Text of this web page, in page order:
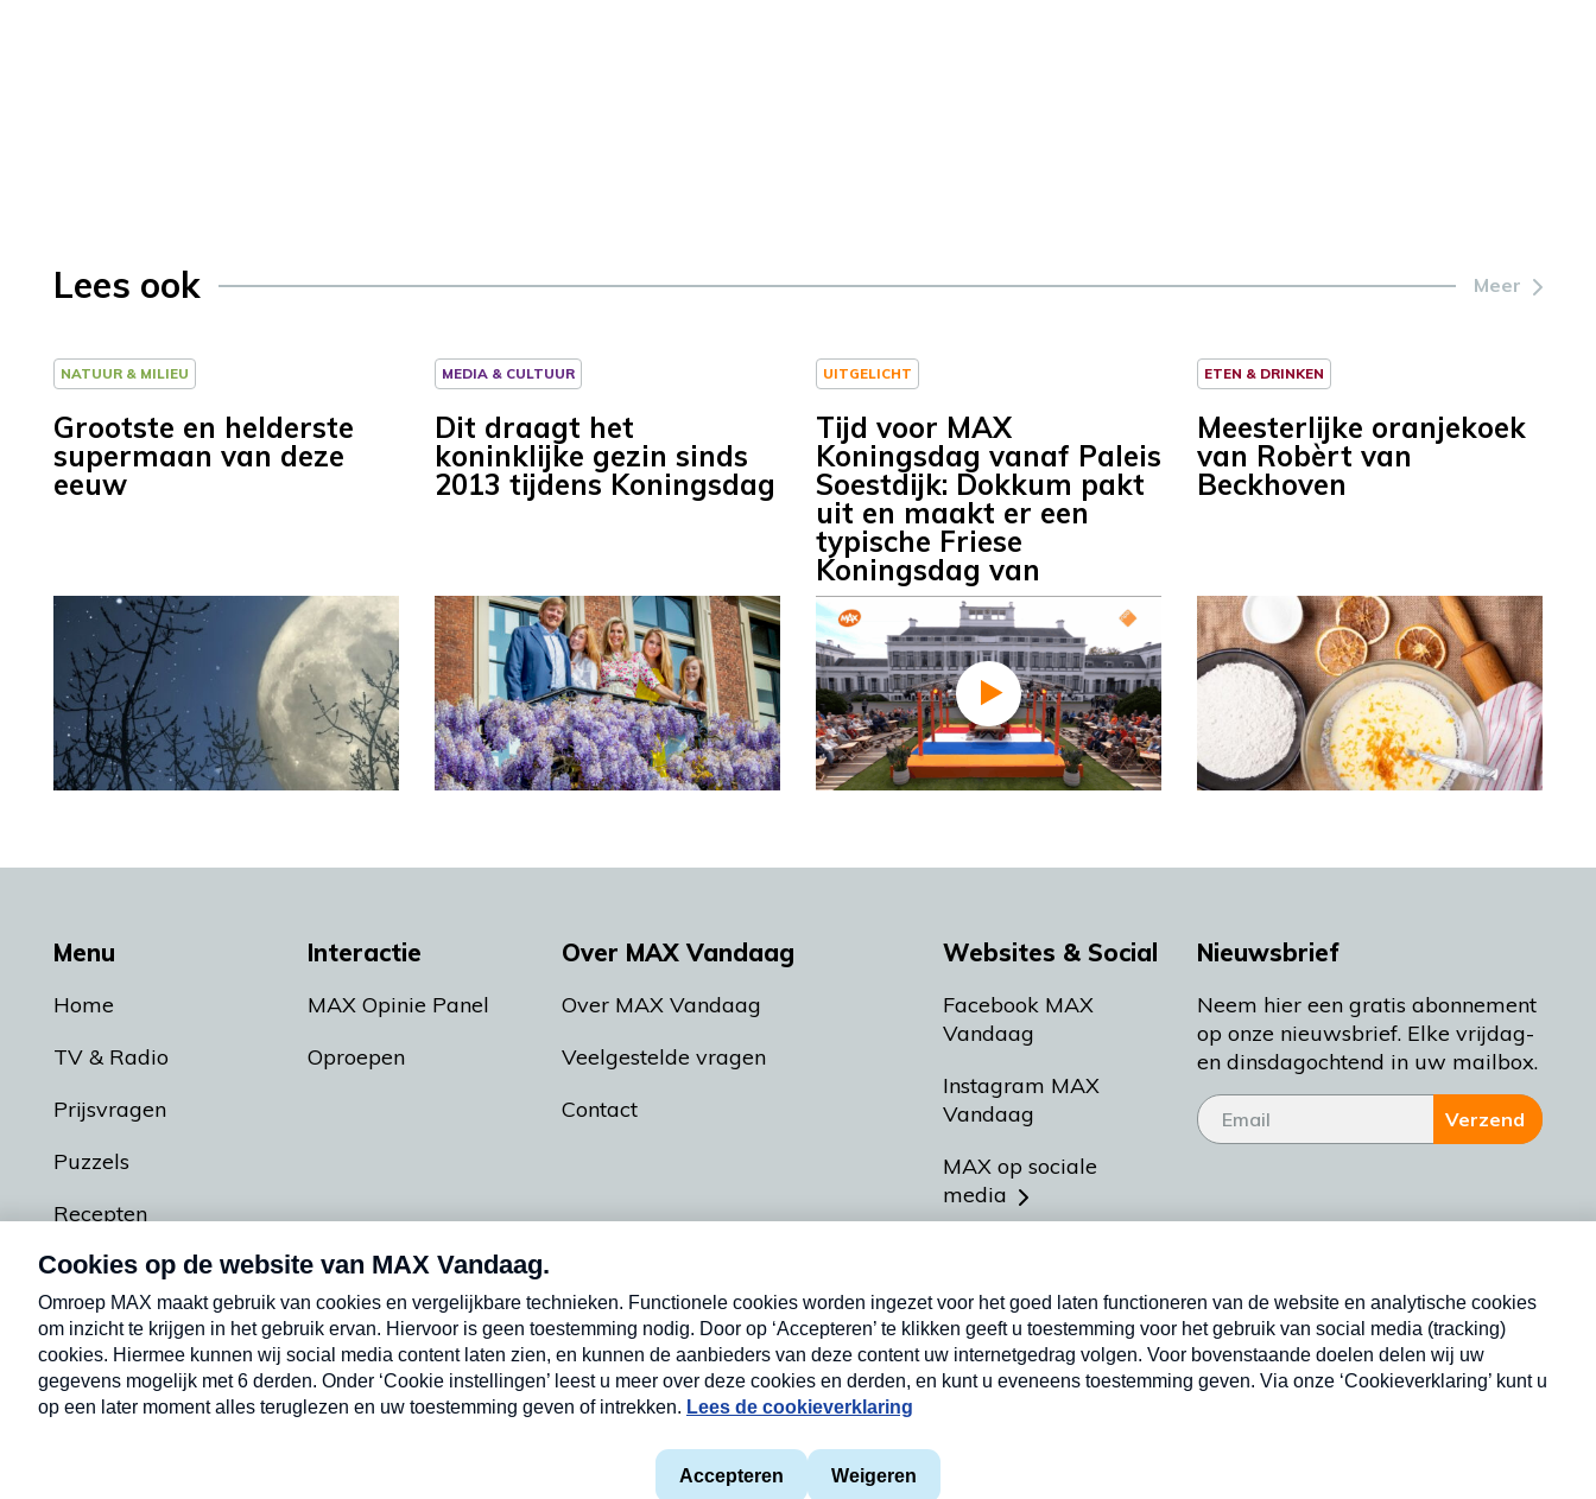
Lees ook Meer
NATUUR & MILIEU
Grootste en helderste
supermaan van deze
eeuw
MEDIA & CULTUUR
Dit draagt het
koninklijke gezin sinds
2013 tijdens Koningsdag
UITGELICHT
Tijd voor MAX
Koningsdag vanaf Paleis
Soestdijk: Dokkum pakt
uit en maakt er een
typische Friese
Koningsdag van
ETEN & DRINKEN
Meesterlijke oranjekoek
van Robèrt van
Beckhoven
Menu
Home
TV & Radio
Prijsvragen
Puzzels
Recepten
Podcasts
Interactie
MAX Opinie Panel
Oproepen
Over MAX Vandaag
Over MAX Vandaag
Veelgestelde vragen
Contact
Websites & Social
Facebook MAX
Vandaag
Instagram MAX
Vandaag
MAX op sociale
media
Meldpunt Actueel
Heel Holland Bakt
Nieuwsbrief
Neem hier een gratis abonnement
op onze nieuwsbrief. Elke vrijdag-
en dinsdagochtend in uw mailbox.
Verzend
Privacyverklaring Cookieverklaring
Nieuwsbrief
Neem hier een gratis abonnement op onze